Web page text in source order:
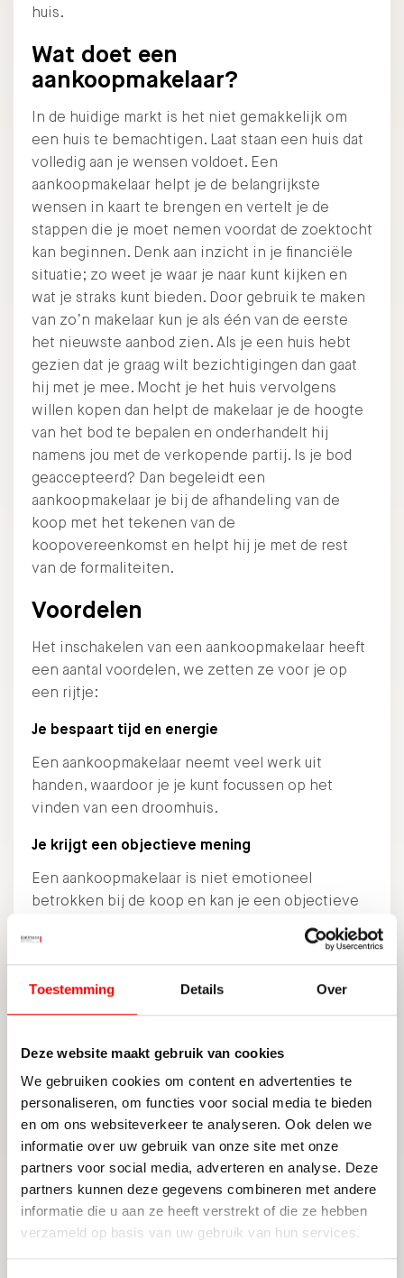
Toestemming Details Over
Deze website maakt gebruik van cookies
We gebruiken cookies om content en advertenties te
personaliseren, om functies voor social media te bieden
en om ons websiteverkeer te analyseren. Ook delen we
informatie over uw gebruik van onze site met onze
partners voor social media, adverteren en analyse. Deze
partners kunnen deze gegevens combineren met andere
informatie die u aan ze heeft verstrekt of die ze hebben
verzameld op basis van uw gebruik van hun services.
huis.
Wat doet een
aankoopmakelaar?
In de huidige markt is het niet gemakkelijk om
een huis te bemachtigen. Laat staan een huis dat
volledig aan je wensen voldoet. Een
aankoopmakelaar helpt je de belangrijkste
wensen in kaart te brengen en vertelt je de
stappen die je moet nemen voordat de zoektocht
kan beginnen. Denk aan inzicht in je financiële
situatie; zo weet je waar je naar kunt kijken en
wat je straks kunt bieden. Door gebruik te maken
van zo’n makelaar kun je als één van de eerste
het nieuwste aanbod zien. Als je een huis hebt
gezien dat je graag wilt bezichtigingen dan gaat
hij met je mee. Mocht je het huis vervolgens
willen kopen dan helpt de makelaar je de hoogte
van het bod te bepalen en onderhandelt hij
namens jou met de verkopende partij. Is je bod
geaccepteerd? Dan begeleidt een
aankoopmakelaar je bij de afhandeling van de
koop met het tekenen van de
koopovereenkomst en helpt hij je met de rest
van de formaliteiten.
Voordelen
Het inschakelen van een aankoopmakelaar heeft
een aantal voordelen, we zetten ze voor je op
een rijtje:
Je bespaart tijd en energie
Een aankoopmakelaar neemt veel werk uit
handen, waardoor je je kunt focussen op het
vinden van een droomhuis.
Je krijgt een objectieve mening
Een aankoopmakelaar is niet emotioneel
betrokken bij de koop en kan je een objectieve
Je bent in het voordeel bij de onderhandelingen
Een aankoopmakelaar heeft ervaring met
onderhandelen en kan je helpen om de beste
Je weet zeker dat alles goed geregeld wordt
Een aankoopmakelaar kent alle ins en outs van
het koopproces en zorgt ervoor dat alles volgens
de regels verloopt.
Nadelen
Er zijn ook een paar nadelen aan het inschakelen
van een aankoopmakelaar, die zijn als volgt: